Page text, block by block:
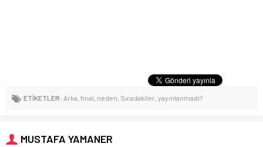
ETİKETLER: Arka, final, neden, Sıradakiler, yayınlanmadı?
MUSTAFA YAMANER